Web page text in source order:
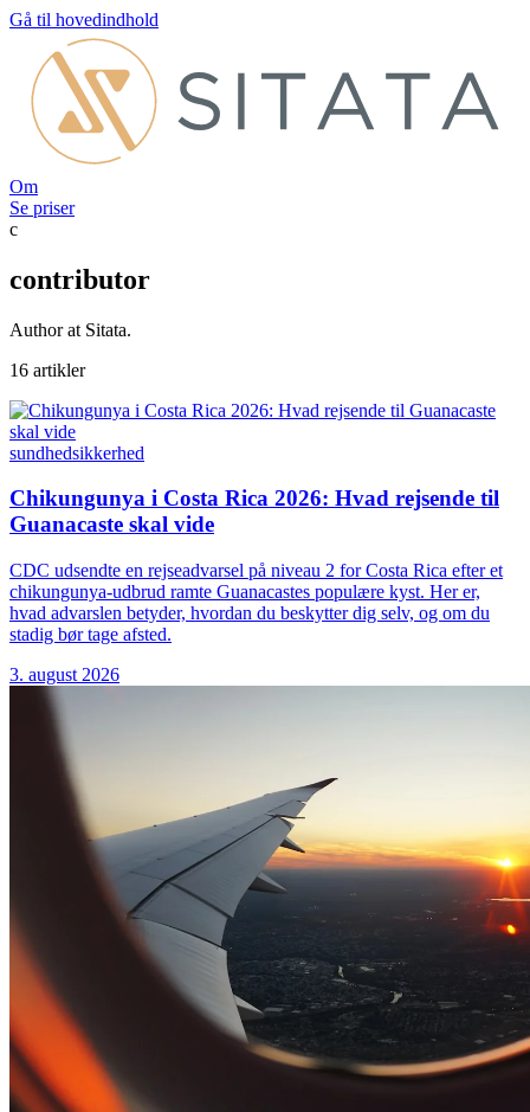
Gå til hovedindhold
Om
Se priser
c
contributor
Author at Sitata.
16 artikler
sundhedsikkerhed
Chikungunya i Costa Rica 2026: Hvad rejsende til
Guanacaste skal vide
CDC udsendte en rejseadvarsel på niveau 2 for Costa Rica efter et
chikungunya-udbrud ramte Guanacastes populære kyst. Her er,
hvad advarslen betyder, hvordan du beskytter dig selv, og om du
stadig bør tage afsted.
3. august 2026